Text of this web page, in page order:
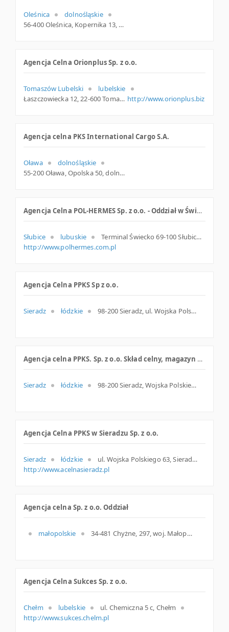
Oleśnica
dolnośląskie
56-400 Oleśnica, Kopernika 13, dolnośląskie
Agencja Celna Orionplus Sp. z o.o.
Tomaszów Lubelski
lubelskie
Łaszczowiecka 12, 22-600 Tomaszów Lubelski, lubelskie http://www.orionplus.biz
Agencja celna PKS International Cargo S.A.
Oława
dolnośląskie
55-200 Oława, Opolska 50, dolnośląskie
Agencja Celna POL-HERMES Sp. z o.o. - Oddział w Świecku
Słubice lubuskie
Terminal Świecko 69-100 Słubice Polska
http://www.polhermes.com.pl
Agencja Celna PPKS Sp z o.o.
Sieradz łódzkie 98-200 Sieradz, ul. Wojska Polskiego 63, łódzkie
Agencja celna PPKS. Sp. z o.o. Skład celny, magazyn celny, intrastat
Sieradz łódzkie 98-200 Sieradz, Wojska Polskiego 63, woj. Łódzkie, pow. Sieradzki, gm. Sieradz
Agencja Celna PPKS w Sieradzu Sp. z o.o.
Sieradz łódzkie
ul. Wojska Polskiego 63, Sieradz
http://www.acelnasieradz.pl
Agencja celna Sp. z o.o. Oddział
małopolskie 34-481 Chyżne, 297, woj. Małopolskie, pow. Nowotarski, gm. Jabłonka
Agencja Celna Sukces Sp. z o.o.
Chełm lubelskie
ul. Chemiczna 5 c, Chełm
http://www.sukces.chelm.pl